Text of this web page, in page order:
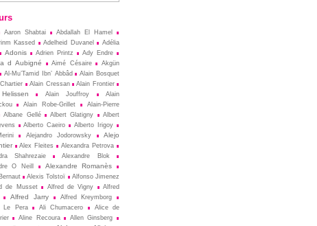
Aaron Shabtai
Abdallah El Hamel
Kassed
Adelheid Duvanel
Adélia
Adonis Adrien Printz Ady Endre
d Aubigné Aimé Césaire
Akgün
Al-Mu’Tamid Ibn’ Abbâd
Alain Bosquet
Alain Cressan Alain Frontier
Alain Jouffroy
Alain
Alain Robe-Grillet
Alain-Pierre
Albane Gellé Albert Glatigny
Albert
Alberto Caeiro
Alberto Irigoy
Alejandro Jodorowsky
Alejo
Alex Fleites
Alexandra Petrova
Shahrezaie
Alexandre Blok
O Neill
Alexandre Romanès
Alexis Tolstoï
Alfonso Jimenez
de Musset
Alfred de Vigny
Alfred
Alfred Jarry
Alfred Kreymborg
Le Pera
Ali Chumacero
Alice de
Aline Recoura Allen Ginsberg